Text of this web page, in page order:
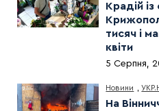
Крадій
тисяч і
квіти
5 Серпня,
Новини ,
На